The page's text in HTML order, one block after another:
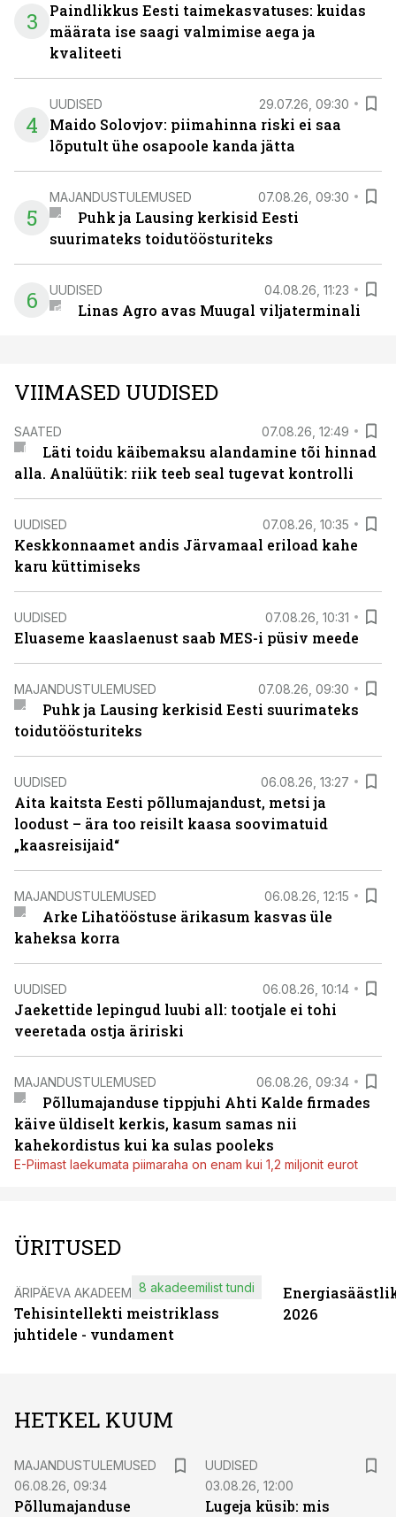
3
Paindlikkus Eesti taimekasvatuses: kuidas
määrata ise saagi valmimise aega ja
kvaliteeti
4
UUDISED 29.07.26, 09:30
Maido Solovjov: piimahinna riski ei saa
lõputult ühe osapoole kanda jätta
5
MAJANDUSTULEMUSED 07.08.26, 09:30
Puhk ja Lausing kerkisid Eesti
suurimateks toidutöösturiteks
6 UUDISED 04.08.26, 11:23
Linas Agro avas Muugal viljaterminali
VIIMASED UUDISED
SAATED 07.08.26, 12:49
Läti toidu käibemaksu alandamine tõi hinnad
alla. Analüütik: riik teeb seal tugevat kontrolli
UUDISED 07.08.26, 10:35
Keskkonnaamet andis Järvamaal eriload kahe
karu küttimiseks
UUDISED 07.08.26, 10:31
Eluaseme kaaslaenust saab MES-i püsiv meede
MAJANDUSTULEMUSED 07.08.26, 09:30
Puhk ja Lausing kerkisid Eesti suurimateks
toidutöösturiteks
UUDISED 06.08.26, 13:27
Aita kaitsta Eesti põllumajandust, metsi ja
loodust – ära too reisilt kaasa soovimatuid
„kaasreisijaid“
MAJANDUSTULEMUSED 06.08.26, 12:15
Arke Lihatööstuse ärikasum kasvas üle
kaheksa korra
UUDISED 06.08.26, 10:14
Jaekettide lepingud luubi all: tootjale ei tohi
veeretada ostja äririski
MAJANDUSTULEMUSED 06.08.26, 09:34
Põllumajanduse tippjuhi Ahti Kalde firmades
käive üldiselt kerkis, kasum samas nii
kahekordistus kui ka sulas pooleks
E-Piimast laekumata piimaraha on enam kui 1,2 miljonit eurot
ÜRITUSED
ÄRIPÄEVA AKADEEMIA
Tehisintellekti meistriklass
juhtidele - vundament
8 akadeemilist tundi
2026
HETKEL KUUM
MAJANDUSTULEMUSED
06.08.26, 09:34
Põllumajanduse
UUDISED
03.08.26, 12:00
Lugeja küsib: mis